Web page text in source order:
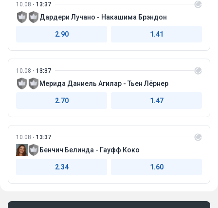
10.08 13:37
Дардери Лучано - Накашима Брэндон
2.90 1.41
10.08 13:37
Мерида Даниель Агилар - Тьен Лёрнер
2.70 1.47
10.08 13:37
Бенчич Белинда - Гауфф Коко
2.34 1.60